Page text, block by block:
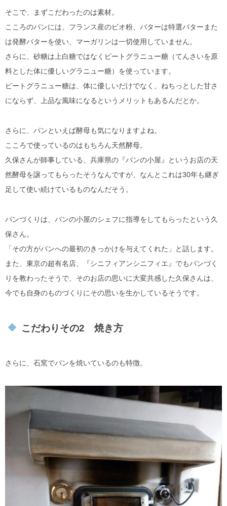
そこで、まずこだわったのは素材。
こころのパンには、フランス産のビオ粉、バターは特選バターまた
は発酵バターを使い、マーガリンは一切使用していません。
さらに、砂糖は上白糖ではなくビートグラニュー糖（てんさいを原
料とした体に優しいグラニュー糖）を使っています。
ビートグラニュー糖は、体に優しいだけでなく、ねちっとした甘さ
にならず、上品な風味になるというメリットもあるんだとか。
さらに、パンといえば酵母も気になりますよね。
こころで使っているのはもちろん天然酵母。
久保さんが師事している、兵庫県の『パンの小屋』というお店の天
然酵母を譲ってもらったそうなんですが、なんとこれは30年も継ぎ
足して使い続けているものなんだそう。
パンづくりは、パンの小屋のシェフに指導をしてもらったという久
保さん。
「その方がパンへの最初のきっかけを与えてくれた」と話します。
また、東京の超有名店、『シニフィアンシニフィエ』でもパンづく
りを教わったそうで、そのお店の思いに大変共感した久保さんは、
今でも自身のものづくりにその思いを生かしているそうです。
こだわりその2 焼き方
さらに、石窯でパンを焼いているのも特徴。